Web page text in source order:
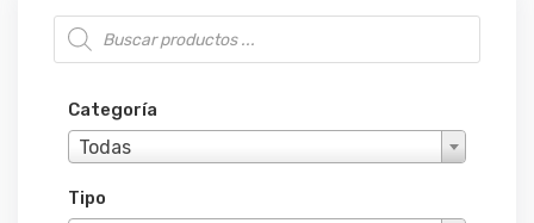
Búsqueda de productos
Categoría
Todas
Tipo